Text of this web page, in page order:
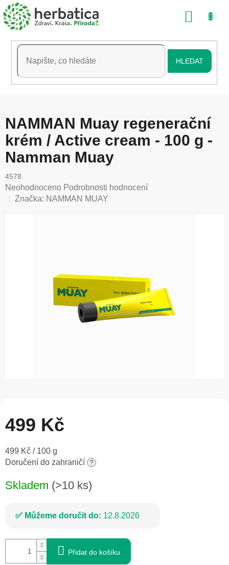
Přejít
na
obsah
HLEDAT
NAMMAN Muay regenerační
krém / Active cream - 100 g -
Namman Muay
4578
Průměrné
hodnocení
Neohodnoceno Podrobnosti hodnocení
Značka: NAMMAN MUAY
499 Kč
Měrná
cena:
499 Kč / 100 g
Doručení do zahraničí ?
Skladem (>10 ks)
Můžeme doručit do: 12.8.2026
Přidat do košíku